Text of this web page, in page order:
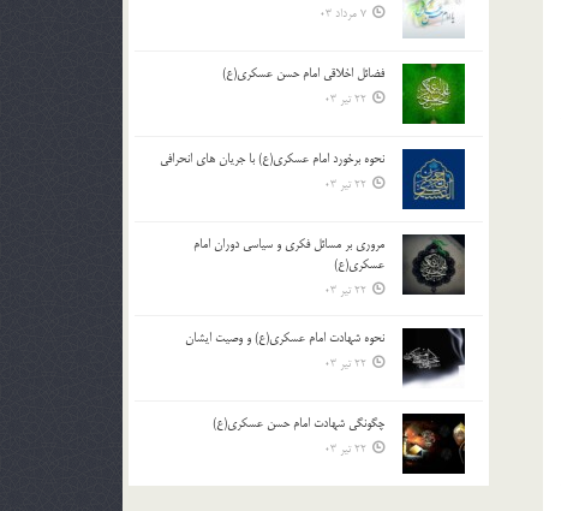
7 مرداد 03
فضائل اخلاقی امام حسن عسکری(ع)
22 تیر 03
نحوه برخورد امام عسکری(ع) با جریان های انحرافی
22 تیر 03
مروری بر مسائل فکری و سیاسی دوران امام
عسکری(ع)
22 تیر 03
نحوه شهادت امام عسکری(ع) و وصیت ایشان
22 تیر 03
چگونگی شهادت امام حسن عسکری(ع)
22 تیر 03